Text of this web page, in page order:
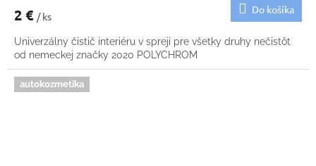
2 € / ks
Do košíka
Univerzálny čistič interiéru v spreji pre všetky druhy nečistôt
od nemeckej značky 2020 POLYCHROM
autokozmetika